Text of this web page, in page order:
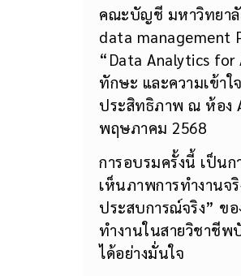
คณะบัญชี มหาวิทยา
data management
“Data Analytics
ทักษะ และความเข้าใ
ประสิทธิภาพ ณ ห้อง
พฤษภาคม 2568
การอบรมครั้งนี้ เป็น
เห็นภาพการทำงานจ
ประสบการณ์จริง” ข
ทำงานในสายวิชาชี
ได้อย่างมั่นใจ